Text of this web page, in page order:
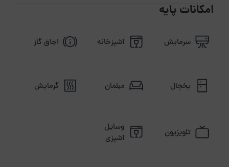
امکانات پایه
سرمایش آشپزخانه اجاق گاز
یخچال مبلمان گرمایش
تلویزیون
وسایل
آشپزی